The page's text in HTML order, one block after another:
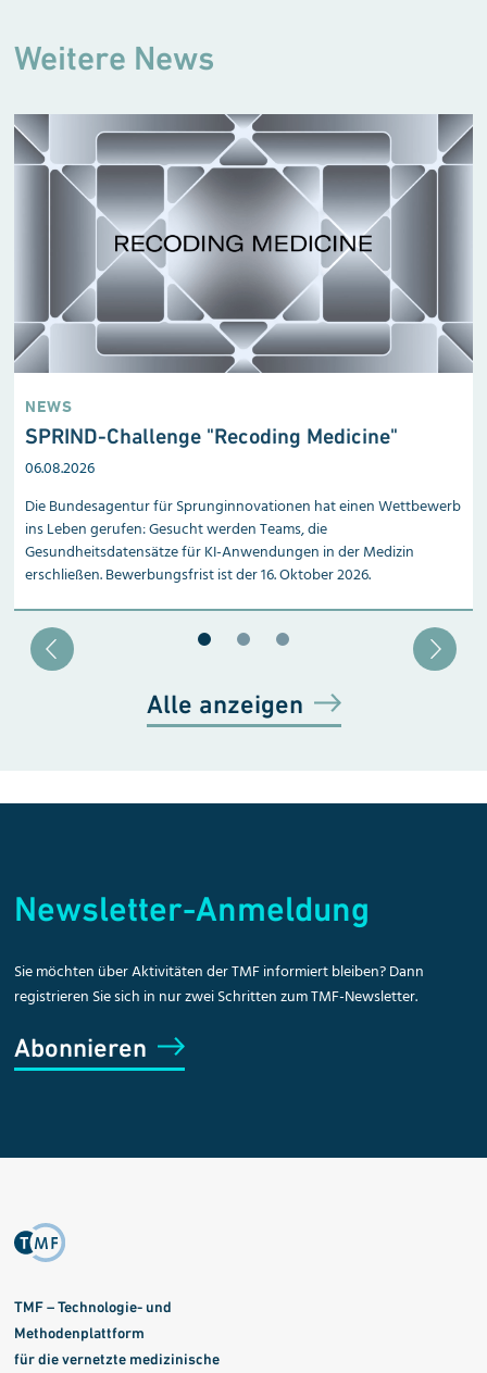
Weitere News
NEWS
SPRIND-Challenge "Recoding Medicine"
06.08.2026
Die Bundesagentur für Sprunginnovationen hat einen Wettbewerb
ins Leben gerufen: Gesucht werden Teams, die
Gesundheitsdatensätze für KI-Anwendungen in der Medizin
erschließen. Bewerbungsfrist ist der 16. Oktober 2026.
Alle anzeigen
Newsletter-Anmeldung
Sie möchten über Aktivitäten der TMF informiert bleiben? Dann
registrieren Sie sich in nur zwei Schritten zum TMF-Newsletter.
Abonnieren
TMF – Technologie- und
Methodenplattform
für die vernetzte medizinische